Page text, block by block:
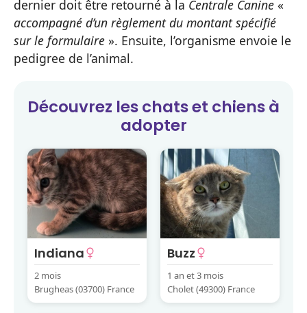
dernier doit être retourné à la Centrale Canine «
accompagné d’un règlement du montant spécifié
sur le formulaire ». Ensuite, l’organisme envoie le
pedigree de l’animal.
Découvrez leschats et chiensà
adopter
Indiana
2 mois
Brugheas (03700) France
Buzz
1 an et 3 mois
Cholet (49300) France